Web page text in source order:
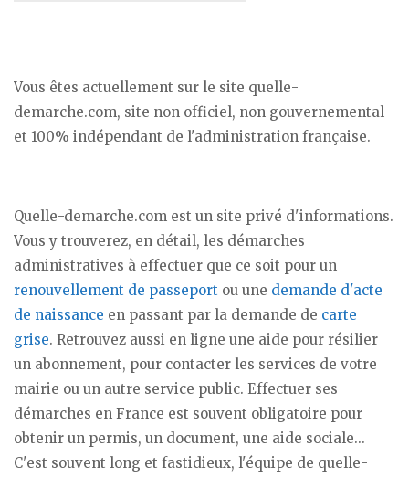
Vous êtes actuellement sur le site quelle-
demarche.com, site non officiel, non gouvernemental
et 100% indépendant de l'administration française.
Quelle-demarche.com est un site privé d'informations.
Vous y trouverez, en détail, les démarches
administratives à effectuer que ce soit pour un
renouvellement de passeport ou une demande d'acte
de naissance en passant par la demande de carte
grise. Retrouvez aussi en ligne une aide pour résilier
un abonnement, pour contacter les services de votre
mairie ou un autre service public. Effectuer ses
démarches en France est souvent obligatoire pour
obtenir un permis, un document, une aide sociale...
C'est souvent long et fastidieux, l'équipe de quelle-